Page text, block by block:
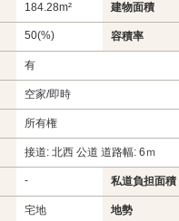
184.28m² 建物面積
50(%) 容積率
有
空家/即時
所有権
接道: 北西 公道 道路幅: 6ｍ
- 私道負担面積
宅地 地勢